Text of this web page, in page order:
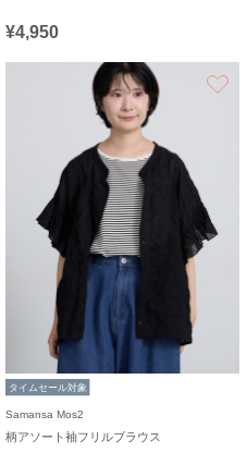
¥4,950
タイムセール対象
Samansa Mos2
柄アソート袖フリルブラウス